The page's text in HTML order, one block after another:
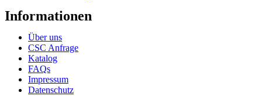
Informationen
Über uns
CSC Anfrage
Katalog
FAQs
Impressum
Datenschutz